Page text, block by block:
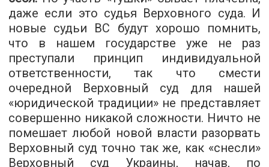
даже если это судья Верховного суда. И
новые судьи ВС будут хорошо помнить,
что в нашем государстве уже не раз
преступали принцип индивидуальной
ответственности, так что смести
очередной Верховный суд для нашей
«юридической традиции» не представляет
совершенно никакой сложности. Ничто не
помешает любой новой власти разорвать
Верховный суд точно так же, как «снесли»
Верховный суд Украины, начав, по